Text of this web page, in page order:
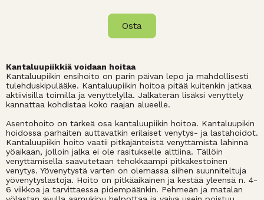
Osta
Kantaluupiikkiä voidaan hoitaa
Kantaluupiikin ensihoito on parin päivän lepo ja mahdollisesti
tulehduskipulääke. Kantaluupiikin hoitoa pitää kuitenkin jatkaa
aktiivisilla toimilla ja venyttelyllä. Jalkaterän lisäksi venyttely
kannattaa kohdistaa koko raajan alueelle.
Asentohoito on tärkeä osa kantaluupiikin hoitoa. Kantaluupikin
hoidossa parhaiten auttavatkin erilaiset venytys- ja lastahoidot.
Kantaluupiikin hoito vaatii pitkäjänteistä venyttämistä lähinnä
yöaikaan, jolloin jalka ei ole rasitukselle alttiina. Tällöin
venyttämisellä saavutetaan tehokkaampi pitkäkestoinen
venytys. Yövenytystä varten on olemassa siihen suunniteltuja
yövenytyslastoja. Hoito on pitkäaikainen ja kestää yleensä n. 4-
6 viikkoa ja tarvittaessa pidempäänkin. Pehmeän ja matalan